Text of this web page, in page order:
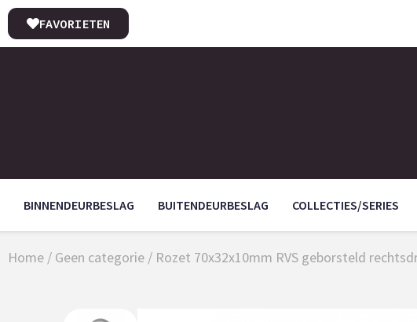
FAVORIETEN
BINNENDEURBESLAG BUITENDEURBESLAG COLLECTIES/SERIES
Home / Geen categorie / Rozet 70x32x10mm RVS geborsteld